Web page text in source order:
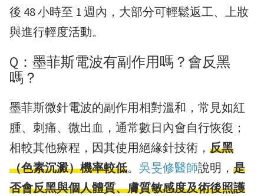
後 48 小時至 1 週內，大部分可輕鬆返工、上妝
與進行輕度活動。
Q：墨菲斯電波有副作用嗎？會反黑
嗎？
墨菲斯微針電波的副作用相對溫和，常見如紅
腫、刺痛、微出血，通常數日內會自行恢復；
相較其他療程，因其使用絕緣針技術， 反黑
（色素沉澱）機率較低。 吳旻修醫師說明， 是
否會反黑與個人體質、膚質敏感度及術後照護